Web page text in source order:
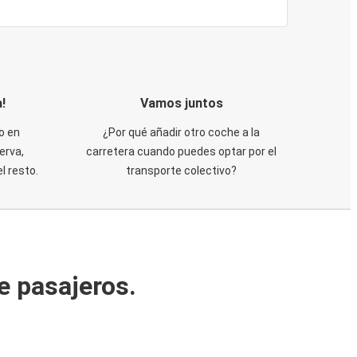
en
resto.
Vamos juntos
¿Por qué añadir otro coche a la
carretera cuando puedes optar por el
transporte colectivo?
pasajeros.